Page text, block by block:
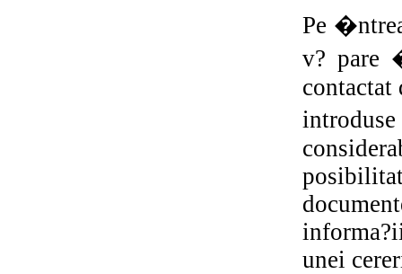
Pe
v? pare
contactat
unei